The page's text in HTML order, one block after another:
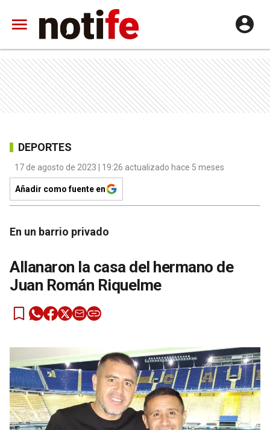
DEPORTES
17 de agosto de 2023 | 19:26 actualizado hace 5 meses
Añadir como fuente en
En un barrio privado
Allanaron la casa del hermano de
Juan Román Riquelme